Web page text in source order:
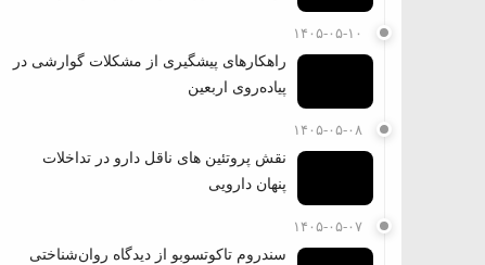
۱۴۰۵-۰۵-۱۰
راهکارهای پیشگیری از مشکلات گوارشی در
پیاده‌روی اربعین
۱۴۰۵-۰۵-۰۸
نقش پروتئین های ناقل دارو در تداخلات
پنهان دارویی
۱۴۰۵-۰۵-۰۷
سندروم تاکوتسوبو از دیدگاه روان‌شناختی